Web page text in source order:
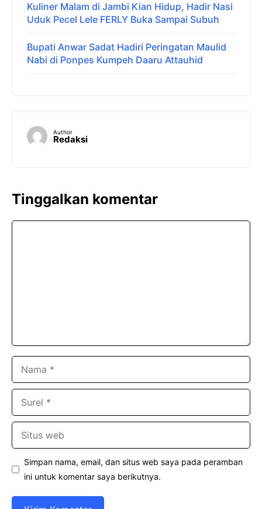
Kuliner Malam di Jambi Kian Hidup, Hadir Nasi
Uduk Pecel Lele FERLY Buka Sampai Subuh
Bupati Anwar Sadat Hadiri Peringatan Maulid
Nabi di Ponpes Kumpeh Daaru Attauhid
Author
Redaksi
Tinggalkan komentar
Simpan nama, email, dan situs web saya pada peramban
ini untuk komentar saya berikutnya.